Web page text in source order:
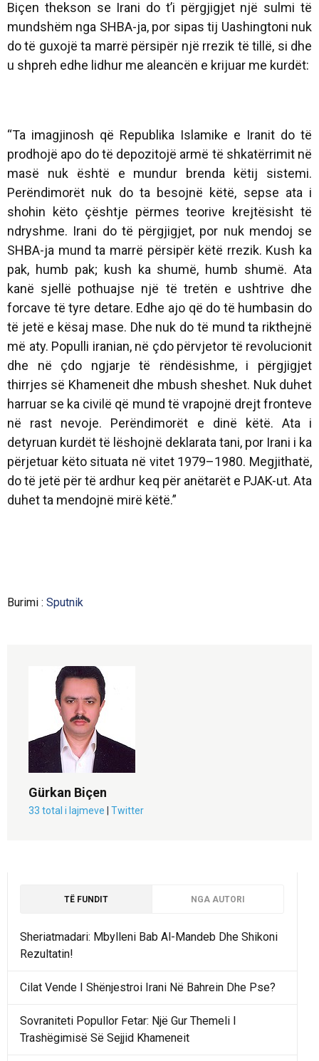
Biçen thekson se Irani do t’i përgjigjet një sulmi të
mundshëm nga SHBA-ja, por sipas tij Uashingtoni nuk
do të guxojë ta marrë përsipër një rrezik të tillë, si dhe
u shpreh edhe lidhur me aleancën e krijuar me kurdët:
“Ta imagjinosh që Republika Islamike e Iranit do të
prodhojë apo do të depozitojë armë të shkatërrimit në
masë nuk është e mundur brenda këtij sistemi.
Perëndimorët nuk do ta besojnë këtë, sepse ata i
shohin këto çështje përmes teorive krejtësisht të
ndryshme. Irani do të përgjigjet, por nuk mendoj se
SHBA-ja mund ta marrë përsipër këtë rrezik. Kush ka
pak, humb pak; kush ka shumë, humb shumë. Ata
kanë sjellë pothuajse një të tretën e ushtrive dhe
forcave të tyre detare. Edhe ajo që do të humbasin do
të jetë e kësaj mase. Dhe nuk do të mund ta rikthejnë
më aty. Populli iranian, në çdo përvjetor të revolucionit
dhe në çdo ngjarje të rëndësishme, i përgjigjet
thirrjes së Khameneit dhe mbush sheshet. Nuk duhet
harruar se ka civilë që mund të vrapojnë drejt fronteve
në rast nevoje. Perëndimorët e dinë këtë. Ata i
detyruan kurdët të lëshojnë deklarata tani, por Irani i ka
përjetuar këto situata në vitet 1979–1980. Megjithatë,
do të jetë për të ardhur keq për anëtarët e PJAK-ut. Ata
duhet ta mendojnë mirë këtë.”
Burimi : Sputnik
Gürkan Biçen
33 total i lajmeve Twitter
TË FUNDIT NGA AUTORI
Sheriatmadari: Mbylleni Bab Al-Mandeb Dhe Shikoni
Rezultatin!
Cilat Vende I Shënjestroi Irani Në Bahrein Dhe Pse?
Sovraniteti Popullor Fetar: Një Gur Themeli I
Trashëgimisë Së Sejjid Khameneit